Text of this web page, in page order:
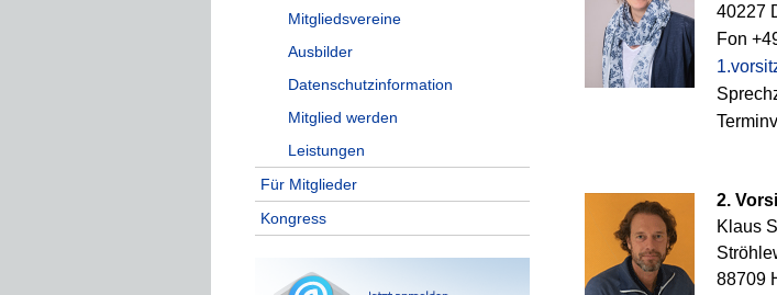
Mitgliedsvereine
Ausbilder
Datenschutzinformation
Mitglied werden
Leistungen
Für Mitglieder
Kongress
40227
Fon
2.
Klaus
88709